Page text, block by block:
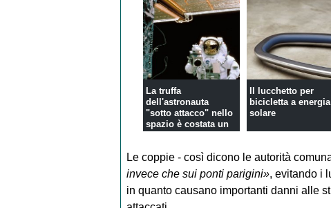
La truffa
dell'astronauta
"sotto attacco" nello
spazio è costata un
mil...
Il lucchetto per
bicicletta a energia
solare
Le coppie - così dicono le autorità
invece che sui ponti parigini», evitando i
in quanto causano importanti danni alle